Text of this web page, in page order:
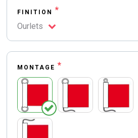
FINITION *
Ourlets
MONTAGE *